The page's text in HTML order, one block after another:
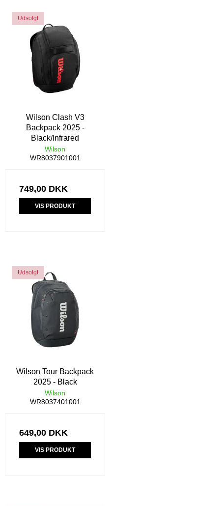
Udsolgt
Wilson Clash V3
Backpack 2025 -
Black/Infrared
Wilson
WR8037901001
749,00 DKK
VIS PRODUKT
Udsolgt
Wilson Tour Backpack
2025 - Black
Wilson
WR8037401001
649,00 DKK
VIS PRODUKT